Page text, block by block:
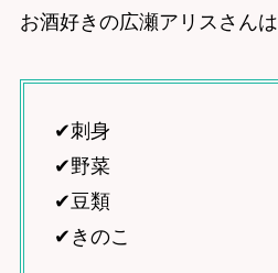
お酒好きの広瀬アリスさん
✔︎刺身
✔︎野菜
✔︎豆類
✔︎きのこ